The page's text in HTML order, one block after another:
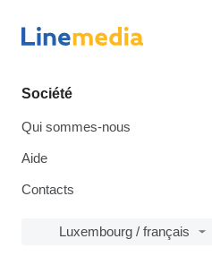
Société
Qui sommes-nous
Aide
Contacts
Luxembourg / français